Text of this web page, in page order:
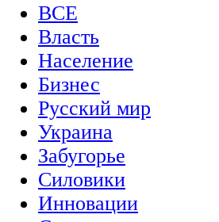
ВСЕ
Власть
Население
Бизнес
Русский мир
Украина
Забугорье
Силовики
Инновации